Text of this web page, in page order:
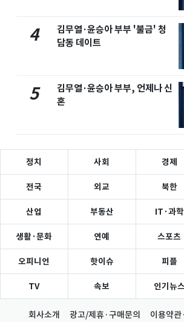
4
김무열·윤승아 부부 '불금' 청
담동 데이트
5
김무열·윤승아 부부, 언제나 신
혼
정치 사회 경제
전국 외교 북한
산업 부동산 IT·과학
생활·문화 연예 스포츠
오피니언 핫이슈 피플
TV 속보 인기뉴스
회사소개 광고/제휴·구매문의 이용약관